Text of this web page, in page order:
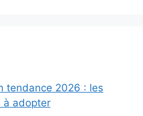
tendance 2026 : les
à adopter